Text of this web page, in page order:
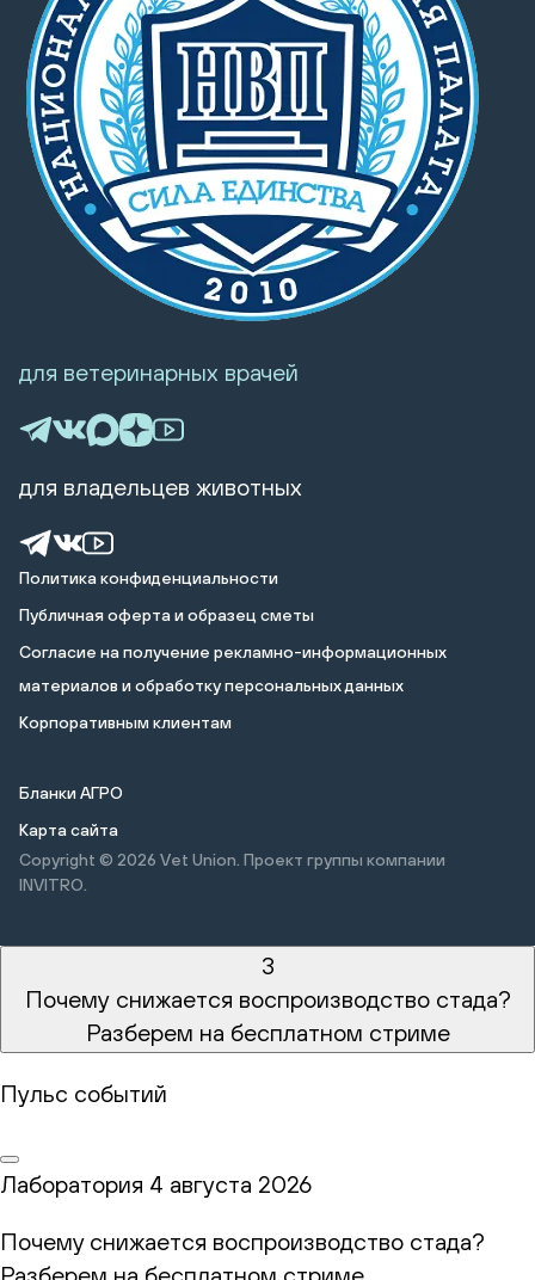
Политика конфиденциальности
Публичная оферта и образец сметы
Cогласие на получение рекламно-информационных
материалов и обработку персональных данных
Корпоративным клиентам
Бланки АГРО
Карта сайта
Copyright © 2026 Vet Union. Проект группы компании
INVITRO.
для ветеринарных врачей
для владельцев животных
3
Почему снижается воспроизводство стада?
Разберем на бесплатном стриме
Пульс событий
Лаборатория 4 августа 2026
Почему снижается воспроизводство стада?
Разберем на бесплатном стриме